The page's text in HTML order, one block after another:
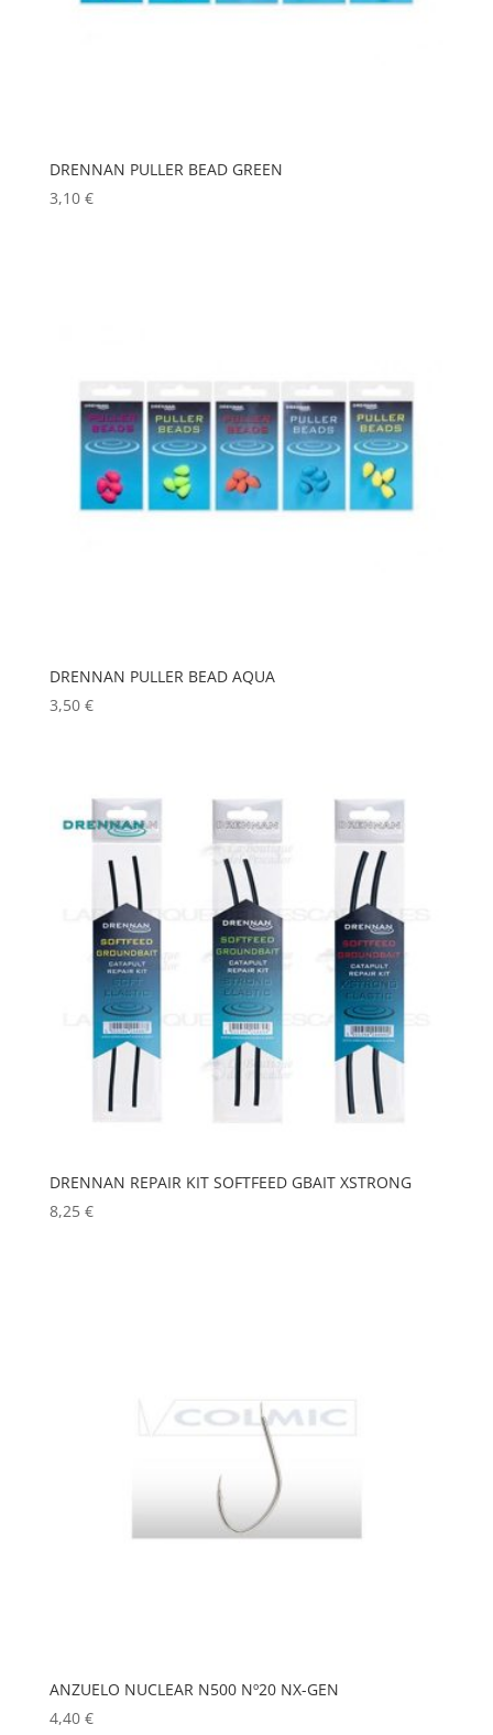
DRENNAN PULLER BEAD GREEN
3,10 €
DRENNAN PULLER BEAD AQUA
3,50 €
DRENNAN REPAIR KIT SOFTFEED GBAIT XSTRONG
8,25 €
ANZUELO NUCLEAR N500 Nº20 NX-GEN
4,40 €